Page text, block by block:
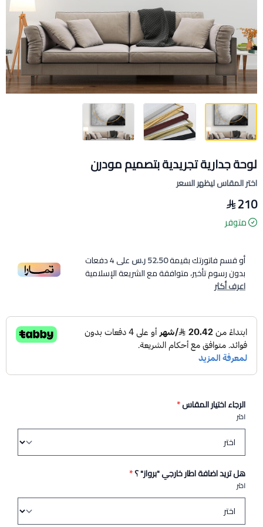
لوحة جدارية تجريدية بتصميم مودرن
اختر المقاس ليظهر السعر
210
متوفر
أو قسم فاتورتك بقيمة52.50 ر.س على4دفعات
بدون رسوم تأخير، متوافقة مع الشريعة الإسلامية
اعرف أكثر
الرجاء اختيار المقاس*
اختر
هل تريد اضافة اطار خارجي "برواز" ؟*
اختر